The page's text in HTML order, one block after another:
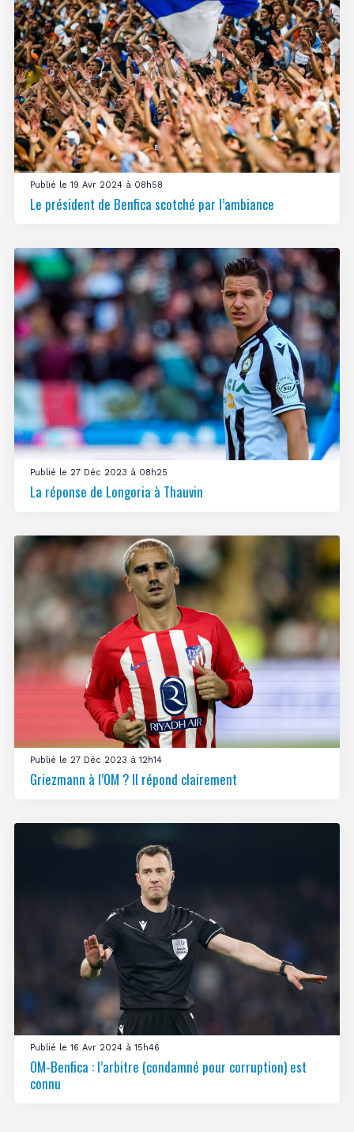
Publié le 19 Avr 2024 à 08h58
Le président de Benfica scotché par l’ambiance
Publié le 27 Déc 2023 à 08h25
La réponse de Longoria à Thauvin
Publié le 27 Déc 2023 à 12h14
Griezmann à l’OM ? Il répond clairement
Publié le 16 Avr 2024 à 15h46
OM-Benfica : l’arbitre (condamné pour corruption) est
connu